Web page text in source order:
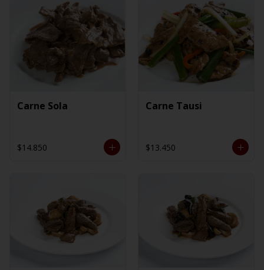
Carne Sola
$14.850
Carne Tausi
$13.450